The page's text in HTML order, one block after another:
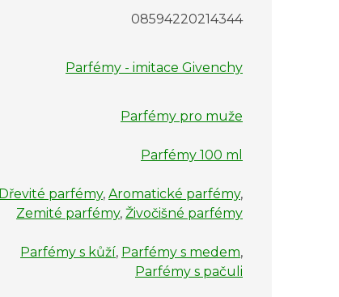
08594220214344
Parfémy - imitace Givenchy
Parfémy pro muže
Parfémy 100 ml
Dřevité parfémy, Aromatické parfémy,
Zemité parfémy, Živočišné parfémy
Parfémy s kůží, Parfémy s medem,
Parfémy s pačuli